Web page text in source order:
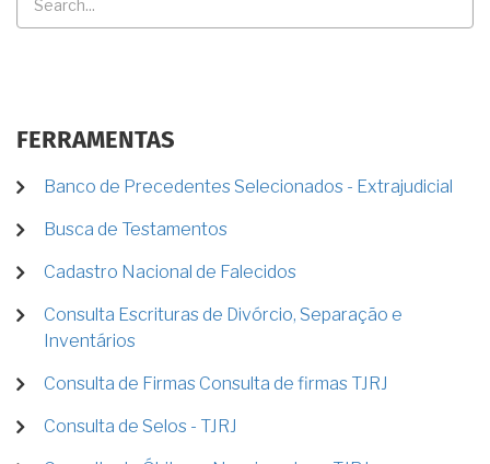
FERRAMENTAS
Banco de Precedentes Selecionados - Extrajudicial
Busca de Testamentos
Cadastro Nacional de Falecidos
Consulta Escrituras de Divórcio, Separação e
Inventários
Consulta de Firmas Consulta de firmas TJRJ
Consulta de Selos - TJRJ